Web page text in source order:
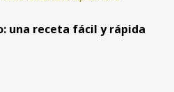
una receta fácil y rápida